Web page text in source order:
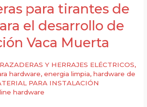
para tirantes de
el desarrollo de
Vaca Muerta
Y HERRAJES ELÉCTRICOS,
hardware,energia limpia,hardware de
PARA INSTALACIÓN
hardware